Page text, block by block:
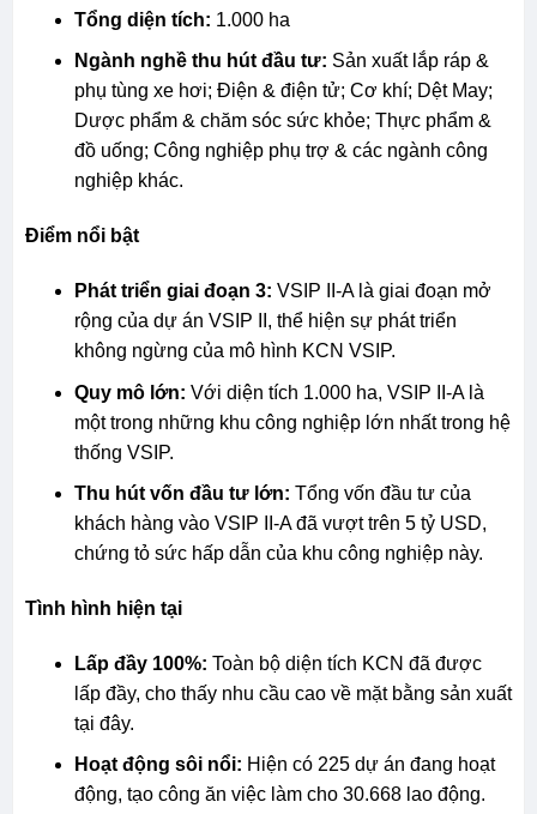
Tổng diện tích: 1.000 ha
Ngành nghề thu hút đầu tư: Sản xuất lắp ráp &
phụ tùng xe hơi; Điện & điện tử; Cơ khí; Dệt May;
Dược phẩm & chăm sóc sức khỏe; Thực phẩm &
đồ uống; Công nghiệp phụ trợ & các ngành công
nghiệp khác.
Điểm nổi bật
Phát triển giai đoạn 3: VSIP II-A là giai đoạn mở
rộng của dự án VSIP II, thể hiện sự phát triển
không ngừng của mô hình KCN VSIP.
Quy mô lớn: Với diện tích 1.000 ha, VSIP II-A là
một trong những khu công nghiệp lớn nhất trong hệ
thống VSIP.
Thu hút vốn đầu tư lớn: Tổng vốn đầu tư của
khách hàng vào VSIP II-A đã vượt trên 5 tỷ USD,
chứng tỏ sức hấp dẫn của khu công nghiệp này.
Tình hình hiện tại
Lấp đầy 100%: Toàn bộ diện tích KCN đã được
lấp đầy, cho thấy nhu cầu cao về mặt bằng sản xuất
tại đây.
Hoạt động sôi nổi: Hiện có 225 dự án đang hoạt
động, tạo công ăn việc làm cho 30.668 lao động.